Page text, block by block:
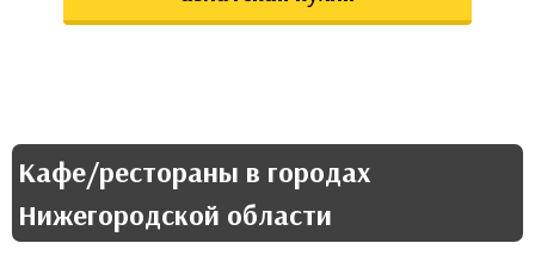
Кафе/рестораны в городах
Нижегородской области